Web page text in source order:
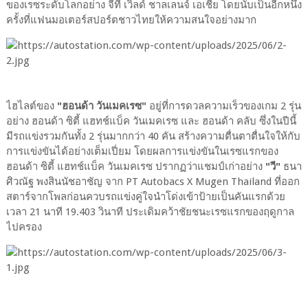
ของเรซระดับโลกอย่าง จีที เวิลด์ ชาลเลนจ์ เอเชีย โดยนับเป็นอีกหนึ่ง
ครั้งที่แฟนมอเตอร์สปอร์ตชาวไทยให้ความสนใจอย่างมาก
ไฮไลต์ของ "ฮอนด้า วันเมคเรซ" อยู่ที่การดวลความเร็วของเกม 2 รุ่น
อย่าง ฮอนด้า ซิตี้ แฮทช์แบ็ค วันเมคเรซ และ ฮอนด้า คลับ ซึ่งในปีนี้
มีรถแข่งรวมกันทั้ง 2 รุ่นมากกว่า 40 คัน สร้างความตื่นตาตื่นใจให้กับ
การแข่งขันได้อย่างเต็มเปี่ยม โดยผลการแข่งขันในเรซแรกของ
ฮอนด้า ซิตี้ แฮทช์แบ็ค วันเมคเรซ ปรากฏว่าแชมป์เก่าอย่าง "วี" ธนา
ศิวณัฐ พงสินนัชอาชัญ จาก PT Autobacs X Mugen Thailand ที่ออก
สตาร์จากโพลก่อนควบรถแข่งคู่ใจนำโด่งเข้าป้ายเป็นคันแรกด้วย
เวลา 21 นาที 19.403 วินาที ประเดิมคว้าชัยชนะเรซแรกของฤดูกาล
ไปครอง